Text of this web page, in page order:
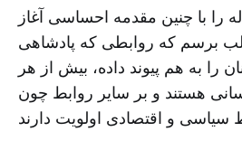
را با چنین مقدمه احساسی آغاز
برسم که روابطی که پادشاهی
را به هم پیوند داده، بیش از هر
هستند و بر سایر روابط چون